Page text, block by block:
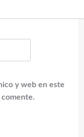
y web en este
comente.